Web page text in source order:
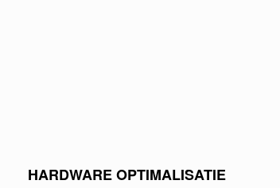
HARDWARE OPTIMALISATIE